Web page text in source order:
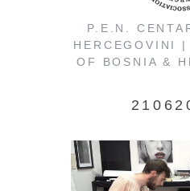
P.E.N.
HERCEGOVINI |
OF BOSNIA &